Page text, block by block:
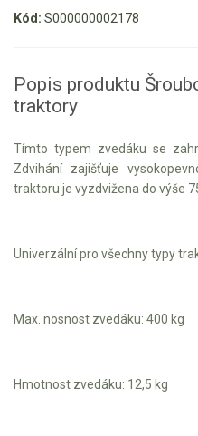
Benzínové pily
Aku pily
Jednoruční pily
Vyvětvovací pily
Aku pily
Kód: S000000002178
Popis produktu
traktory
Tímto typem zvedáku se
Zdvihání zajišťuje
traktoru je vyzdvižena do výše
Univerzální pro všechny typy
Max. nosnost zvedáku: 400 kg
Hmotnost zvedáku: 12,5 kg